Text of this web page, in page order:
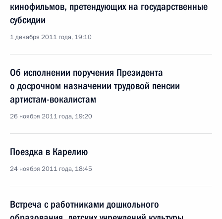
кинофильмов, претендующих на государственные
субсидии
1 декабря 2011 года, 19:10
Об исполнении поручения Президента
о досрочном назначении трудовой пенсии
артистам-вокалистам
26 ноября 2011 года, 19:20
Поездка в Карелию
24 ноября 2011 года, 18:45
Встреча с работниками дошкольного